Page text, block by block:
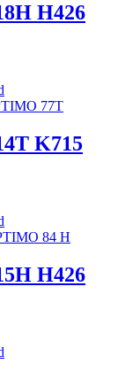
H426
K715
H426